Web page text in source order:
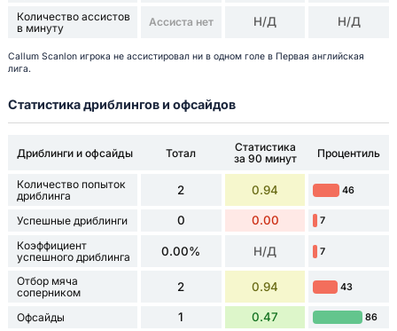
Количество ассистов
в минуту
Ассиста нет Н/Д Н/Д
Callum Scanlon игрока не ассистировал ни в одном голе в Первая английская
лига.
Статистика дриблингов и офсайдов
Дриблинги и офсайды Тотал
Статистика
за 90 минут
Процентиль
Количество попыток
дриблинга
2 0.94 46
Успешные дриблинги 0 0.00 7
Коэффициент
успешного дриблинга
0.00% Н/Д 7
Отбор мяча
соперником
2 0.94 43
Офсайды 1 0.47 86